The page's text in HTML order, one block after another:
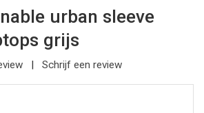
urban sleeve
grijs
Schrijf een review